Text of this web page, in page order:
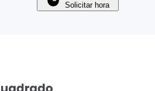
Solicitar hora